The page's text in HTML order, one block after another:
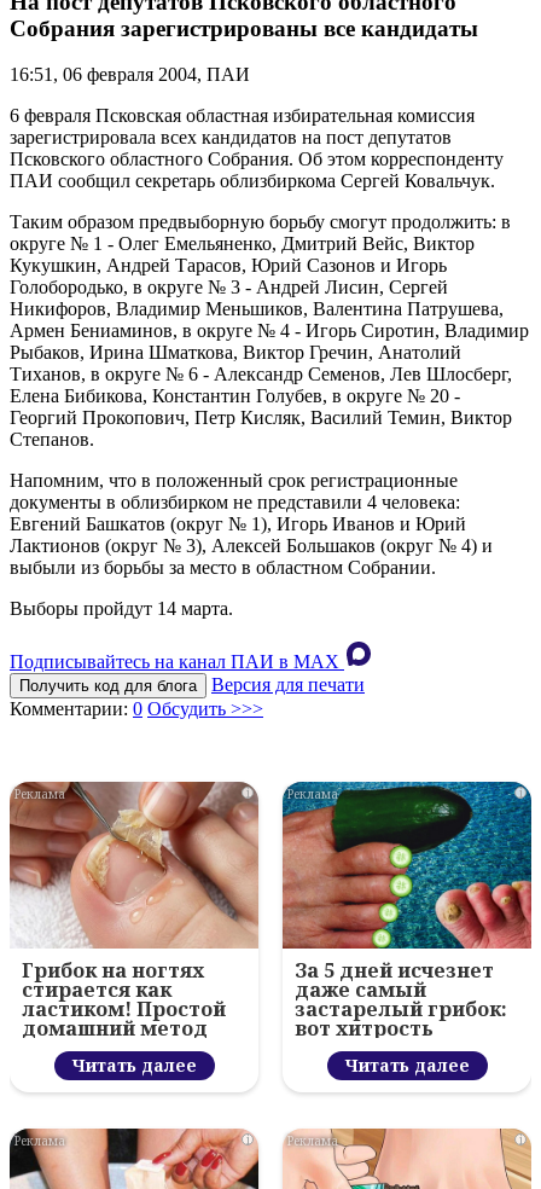
Собрания зарегистрированы все кандидаты
16:51, 06 февраля 2004, ПАИ
6 февраля Псковская областная избирательная комиссия
зарегистрировала всех кандидатов на пост депутатов
Псковского областного Собрания. Об этом корреспонденту
ПАИ сообщил секретарь облизбиркома Сергей Ковальчук.
Таким образом предвыборную борьбу смогут продолжить: в
округе № 1 - Олег Емельяненко, Дмитрий Вейс, Виктор
Кукушкин, Андрей Тарасов, Юрий Сазонов и Игорь
Голобородько, в округе № 3 - Андрей Лисин, Сергей
Никифоров, Владимир Меньшиков, Валентина Патрушева,
Армен Бениаминов, в округе № 4 - Игорь Сиротин, Владимир
Рыбаков, Ирина Шматкова, Виктор Гречин, Анатолий
Тиханов, в округе № 6 - Александр Семенов, Лев Шлосберг,
Елена Бибикова, Константин Голубев, в округе № 20 -
Георгий Прокопович, Петр Кисляк, Василий Темин, Виктор
Степанов.
Напомним, что в положенный срок регистрационные
документы в облизбирком не представили 4 человека:
Евгений Башкатов (округ № 1), Игорь Иванов и Юрий
Лактионов (округ № 3), Алексей Большаков (округ № 4) и
выбыли из борьбы за место в областном Собрании.
Выборы пройдут 14 марта.
Подписывайтесь на канал ПАИ в MAХ
Получить код для блога
Версия для печати
Комментарии: 0 Обсудить >>>
i
Грибок на ногтях
стирается как
ластиком! Простой
домашний метод
Читать далее
i
За 5 дней исчезнет
даже самый
застарелый грибок:
вот хитрость
Читать далее
i i